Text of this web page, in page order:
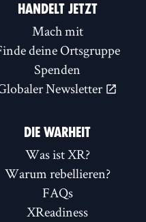
HANDELT JETZT
Mach mit
deine Ortsgruppe
Spenden
Newsletter
DIE WARHEIT
Was ist XR?
Warum rebellieren?
FAQs
XReadiness